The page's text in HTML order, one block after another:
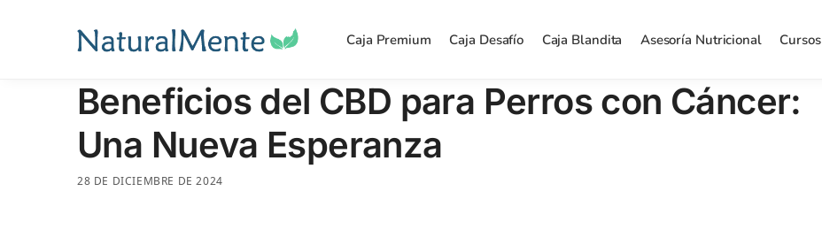
Caja Premium Caja Desafío Caja Blandita Asesoría Nutricional Cursos
Beneficios del CBD para Perros con Cáncer:
Una Nueva Esperanza
28 DE DICIEMBRE DE 2024